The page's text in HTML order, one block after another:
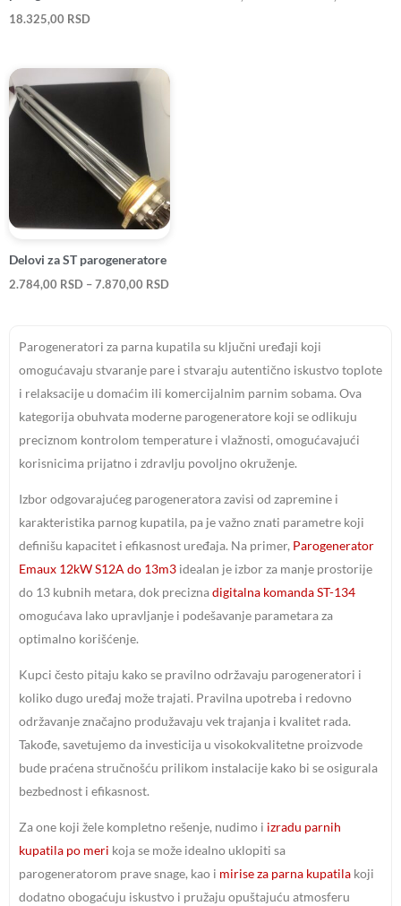
18.325,00 RSD
Delovi za ST parogeneratore
2.784,00 RSD – 7.870,00 RSD
Raspon
2.784,00 RSD
Parogeneratori za parna kupatila su ključni uređaji koji
omogućavaju stvaranje pare i stvaraju autentično iskustvo toplote
i relaksacije u domaćim ili komercijalnim parnim sobama. Ova
kategorija obuhvata moderne parogeneratore koji se odlikuju
preciznom kontrolom temperature i vlažnosti, omogućavajući
korisnicima prijatno i zdravlju povoljno okruženje.
Izbor odgovarajućeg parogeneratora zavisi od zapremine i
karakteristika parnog kupatila, pa je važno znati parametre koji
definišu kapacitet i efikasnost uređaja. Na primer, Parogenerator
Emaux 12kW S12A do 13m3 idealan je izbor za manje prostorije
do 13 kubnih metara, dok preciznadigitalna komanda ST-134
omogućava lako upravljanje i podešavanje parametara za
optimalno korišćenje.
Kupci često pitaju kako se pravilno održavaju parogeneratori i
koliko dugo uređaj može trajati. Pravilna upotreba i redovno
održavanje značajno produžavaju vek trajanja i kvalitet rada.
Takođe, savetujemo da investicija u visokokvalitetne proizvode
bude praćena stručnošću prilikom instalacije kako bi se osigurala
bezbednost i efikasnost.
Za one koji žele kompletno rešenje, nudimo i izradu parnih
kupatila po meri koja se može idealno uklopiti sa
parogeneratorom prave snage, kao i mirise za parna kupatila koji
dodatno obogaćuju iskustvo i pružaju opuštajuću atmosferu